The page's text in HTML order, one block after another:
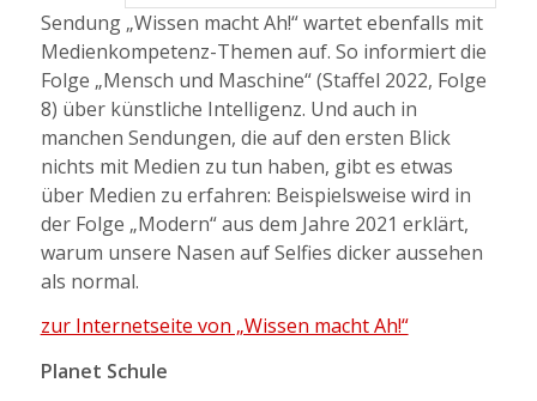
Sendung „Wissen macht Ah!“ wartet ebenfalls mit
Medienkompetenz-Themen auf. So informiert die
Folge „Mensch und Maschine“ (Staffel 2022, Folge
8) über künstliche Intelligenz. Und auch in
manchen Sendungen, die auf den ersten Blick
nichts mit Medien zu tun haben, gibt es etwas
über Medien zu erfahren: Beispielsweise wird in
der Folge „Modern“ aus dem Jahre 2021 erklärt,
warum unsere Nasen auf Selfies dicker aussehen
als normal.
zur Internetseite von „Wissen macht Ah!“
Planet Schule